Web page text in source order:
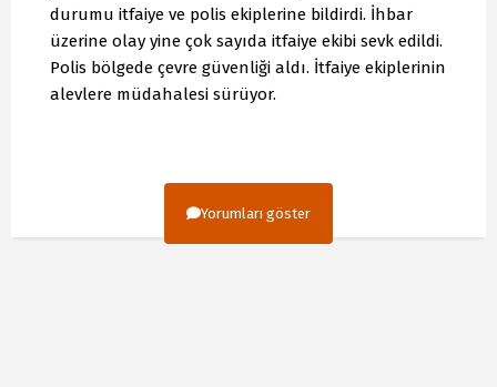
durumu itfaiye ve polis ekiplerine bildirdi. İhbar
üzerine olay yine çok sayıda itfaiye ekibi sevk edildi.
Polis bölgede çevre güvenliği aldı. İtfaiye ekiplerinin
alevlere müdahalesi sürüyor.
Yorumları göster